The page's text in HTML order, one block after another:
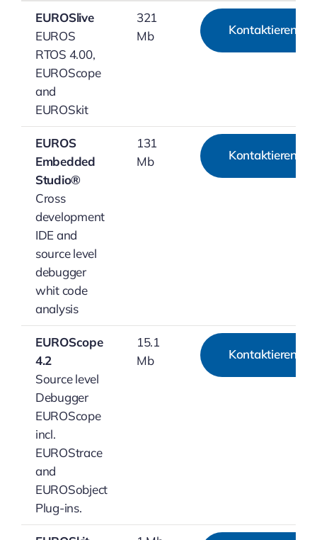
EUROSlive
EUROS
RTOS 4.00,
EUROScope
and
EUROSkit
321
Mb
Kontaktieren
EUROS
Embedded
Studio®
Cross
development
IDE and
source level
debugger
whit code
analysis
131
Mb
Kontaktieren
EUROScope
4.2
Source level
Debugger
EUROScope
incl.
EUROStrace
and
EUROSobject
Plug-ins.
15.1
Mb
Kontaktieren